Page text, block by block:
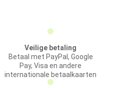
Veilige betaling
Betaal met PayPal, Google
Pay, Visa en andere
internationale betaalkaarten